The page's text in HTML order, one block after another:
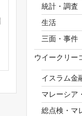
統計・調査
生活
三面・事件
ウイークリー
イスラム金
マレーシア
総点検・マ